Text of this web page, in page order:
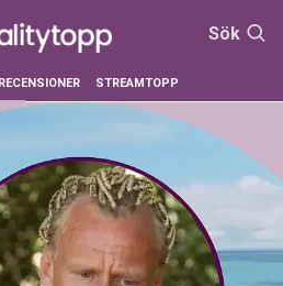
Sök
RECENSIONER STREAMTOPP